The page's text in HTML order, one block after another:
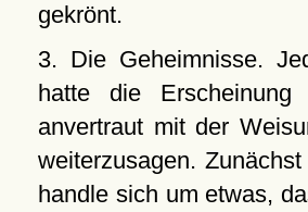
gekrönt.
3. Die Geheimnisse.
hatte die Erscheinung
anvertraut mit der
weiterzusagen.
handle sich um etwas,